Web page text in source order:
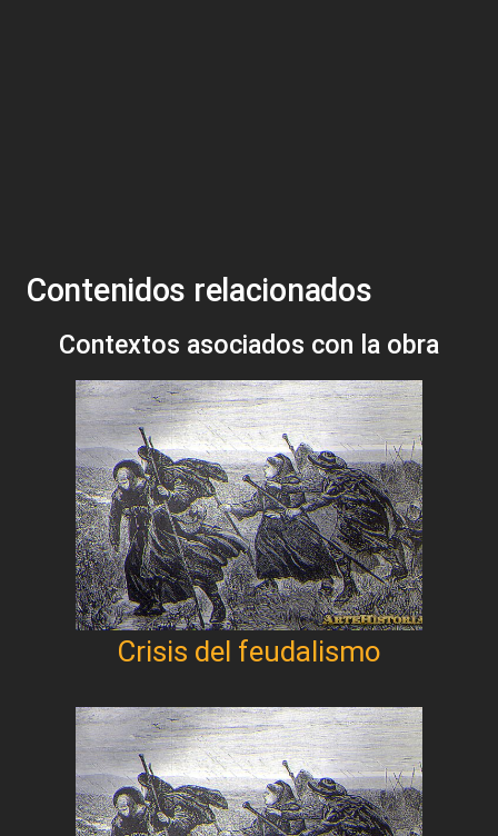
Contenidos relacionados
Contextos asociados con la obra
Crisis del feudalismo